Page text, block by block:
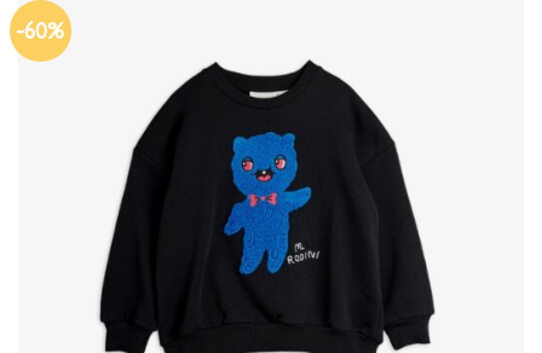
-60%